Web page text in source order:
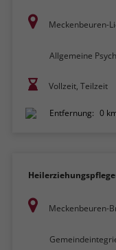
Meckenbeuren-
Allgemeine
Vollzeit, Teilzeit
Entfernung: 0
Meckenbeuren-